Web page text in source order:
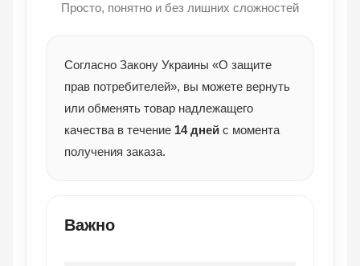
Просто, понятно и без лишних сложностей
Согласно Закону Украины «О защите
прав потребителей», вы можете вернуть
или обменять товар надлежащего
качества в течение 14 дней с момента
получения заказа.
Важно